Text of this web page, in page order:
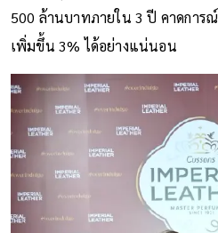
500 ล้านบาทภายใน 3 ปี คาดการ
เพิ่มขึ้น 3% ได้อย่างแน่นอน